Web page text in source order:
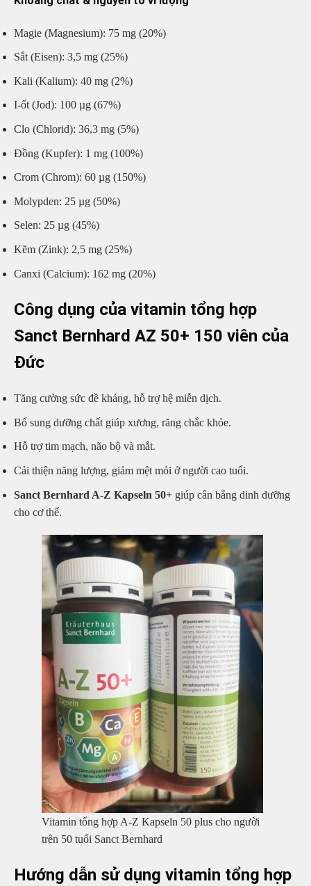
Magie (Magnesium): 75 mg (20%)
Sắt (Eisen): 3,5 mg (25%)
Kali (Kalium): 40 mg (2%)
I-ốt (Jod): 100 µg (67%)
Clo (Chlorid): 36,3 mg (5%)
Đồng (Kupfer): 1 mg (100%)
Crom (Chrom): 60 µg (150%)
Molypden: 25 µg (50%)
Selen: 25 µg (45%)
Kẽm (Zink): 2,5 mg (25%)
Canxi (Calcium): 162 mg (20%)
Công dụng của vitamin tổng hợp
Sanct Bernhard AZ 50+ 150 viên của
Đức
Tăng cường sức đề kháng, hỗ trợ hệ miễn dịch.
Bổ sung dưỡng chất giúp xương, răng chắc khỏe.
Hỗ trợ tim mạch, não bộ và mắt.
Cải thiện năng lượng, giảm mệt mỏi ở người cao tuổi.
Sanct Bernhard A-Z Kapseln 50+ giúp cân bằng dinh dưỡng
cho cơ thể.
Vitamin tổng hợp A-Z Kapseln 50 plus cho người
trên 50 tuổi Sanct Bernhard
Hướng dẫn sử dụng vitamin tổng hợp